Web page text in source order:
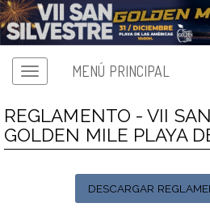
MENÚ PRINCIPAL
REGLAMENTO - VII
GOLDEN MILE PLAYA
DESCARGAR